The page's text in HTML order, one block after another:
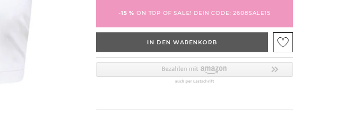
-15 % ON TOP OF SALE! DEIN CODE: 2608SALE15
IN DEN WARENKORB